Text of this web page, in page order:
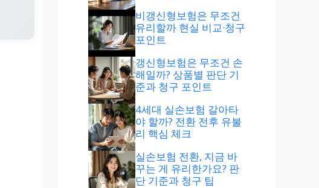
비갱신형보험은 무조건
유리할까 현실 비교·청구
포인트
갱신형보험은 무조건 손
해일까? 상품별 판단 기
준과 청구 포인트
4세대 실손보험 갈아타
야 할까? 전환 전후 유불
리 핵심 체크
실손보험 전환, 지금 바
꾸는 게 유리한가요? 판
단 기준과 청구 팁